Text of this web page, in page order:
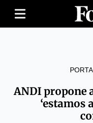
ANDI propone
‘estamos